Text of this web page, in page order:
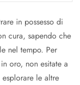
in possesso di
cura, sapendo che
nel tempo. Per
oro, non esitate a
le altre